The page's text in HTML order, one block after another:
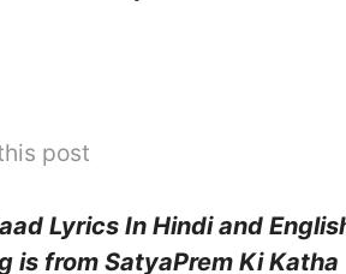
post
Lyrics In Hindi and
is from SatyaPrem Ki Katha